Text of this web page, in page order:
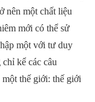
nên một chất liệu
mới có thể sử
một với tư duy
kể các câu
thế giới: thế giới